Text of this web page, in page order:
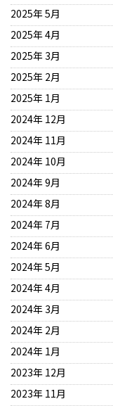
2025年 5月
2025年 4月
2025年 3月
2025年 2月
2025年 1月
2024年 12月
2024年 11月
2024年 10月
2024年 9月
2024年 8月
2024年 7月
2024年 6月
2024年 5月
2024年 4月
2024年 3月
2024年 2月
2024年 1月
2023年 12月
2023年 11月